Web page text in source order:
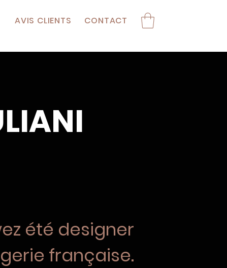
AVIS CLIENTS CONTACT
été designer
française.